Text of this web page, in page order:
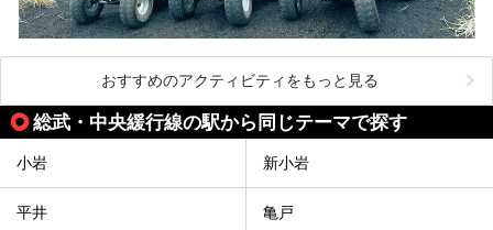
おすすめのアクティビティをもっと見る
総武・中央緩行線の駅から同じテーマで探す
小岩 新小岩
平井 亀戸